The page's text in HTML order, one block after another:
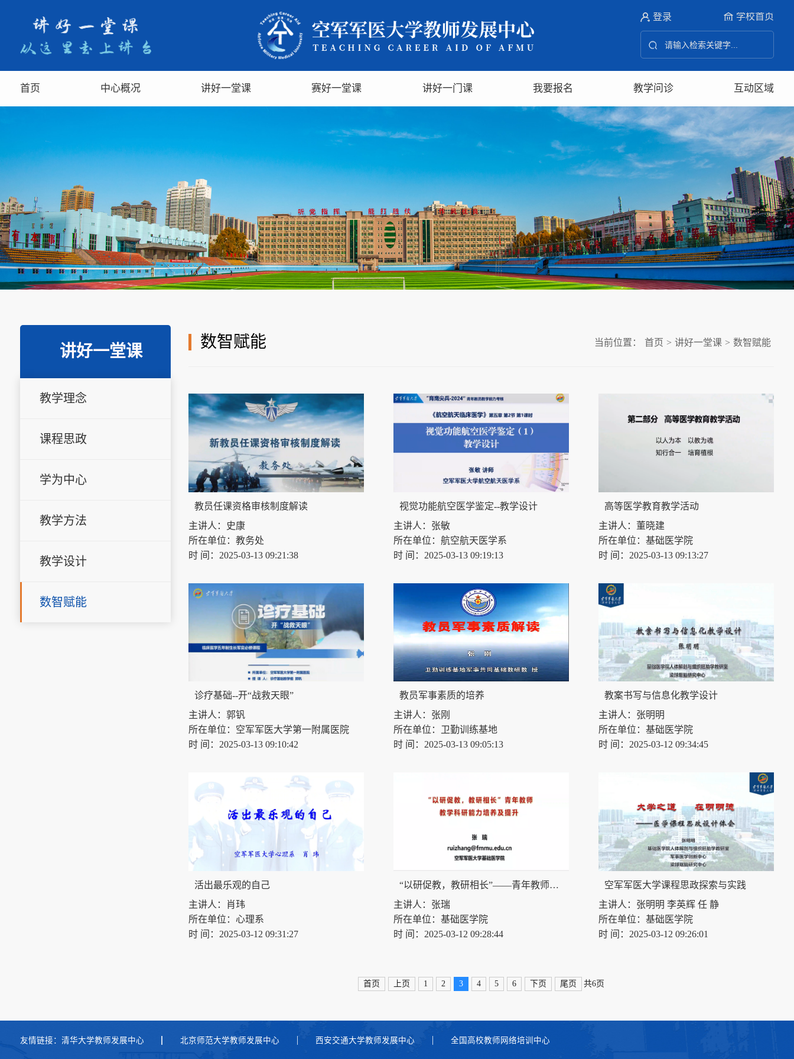
登录 学校首页
首页 中心概况 讲好一堂课 赛好一堂课 讲好一门课 我要报名 教学问诊 互动区域
讲好一堂课
教学理念
课程思政
学为中心
教学方法
教学设计
数智赋能
数智赋能 当前位置： 首页 > 讲好一堂课 > 数智赋能
教员任课资格审核制度解读
主讲人：史康
所在单位：教务处
时 间：2025-03-13 09:21:38
视觉功能航空医学鉴定--教学设计
主讲人：张敏
所在单位：航空航天医学系
时 间：2025-03-13 09:19:13
高等医学教育教学活动
主讲人：董晓建
所在单位：基础医学院
时 间：2025-03-13 09:13:27
诊疗基础--开“战救天眼”
主讲人：郭钒
所在单位：空军军医大学第一附属医院
时 间：2025-03-13 09:10:42
教员军事素质的培养
主讲人：张刚
所在单位：卫勤训练基地
时 间：2025-03-13 09:05:13
教案书写与信息化教学设计
主讲人：张明明
所在单位：基础医学院
时 间：2025-03-12 09:34:45
活出最乐观的自己
主讲人：肖玮
所在单位：心理系
时 间：2025-03-12 09:31:27
“以研促教，教研相长”——青年教师教学科研能力培养及提升
主讲人：张瑞
所在单位：基础医学院
时 间：2025-03-12 09:28:44
空军军医大学课程思政探索与实践
主讲人：张明明 李英辉 任 静
所在单位：基础医学院
时 间：2025-03-12 09:26:01
首页 上页 1 2 3 4 5 6 下页 尾页 共6页
友情链接： 清华大学教师发展中心 北京师范大学教师发展中心 西安交通大学教师发展中心 全国高校教师网络培训中心